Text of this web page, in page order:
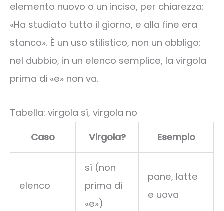
elemento nuovo o un inciso, per chiarezza:
«Ha studiato tutto il giorno, e alla fine era
stanco». È un uso stilistico, non un obbligo:
nel dubbio, in un elenco semplice, la virgola
prima di «e» non va.
Tabella: virgola sì, virgola no
Caso
Virgola? Esempio
elenco
sì (non
prima di
«e»)
pane, latte
e uova